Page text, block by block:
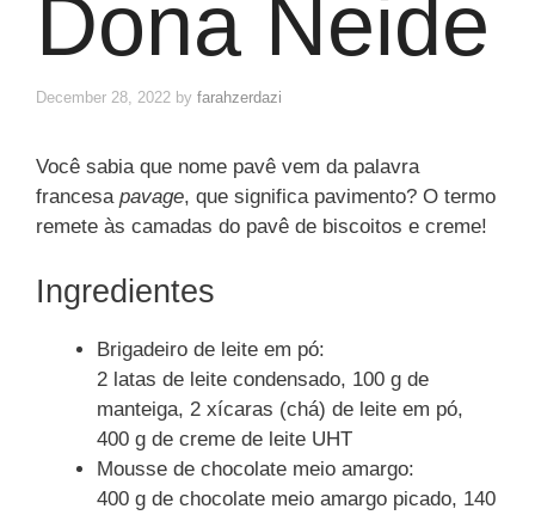
Dona Neide
December 28, 2022 by farahzerdazi
Você sabia que nome pavê vem da palavra
francesa pavage, que significa pavimento? O termo
remete às camadas do pavê de biscoitos e creme!
Ingredientes
Brigadeiro de leite em pó:
2 latas de leite condensado, 100 g de
manteiga, 2 xícaras (chá) de leite em pó,
400 g de creme de leite UHT
Mousse de chocolate meio amargo:
400 g de chocolate meio amargo picado, 140